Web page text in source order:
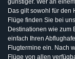
günstiger. Wer an
Das gilt sowohl für den
Flüge finden Sie bei
Destinationen wie zum
einfach Ihren
Flugtermine ein. Nach
Flüge von allen